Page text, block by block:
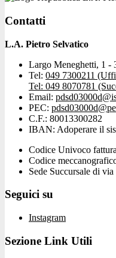
Contatti
L.A. Pietro Selvatico
Largo Meneghetti, 1 -
Tel: 049 7300211
Tel: 049 8070781
Email:
PEC:
C.F.: 80013300282
IBAN: Adoperare il
Codice Univoco
Codice
Sede Succursale di
Seguici su
Instagram
Sezione Link Utili